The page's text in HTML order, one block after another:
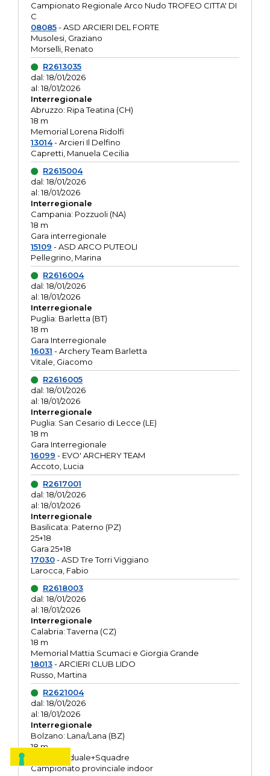
Campionato Regionale Arco Nudo TROFEO CITTA' DI
C
08085- ASD ARCIERI DEL FORTE
Musolesi, Graziano
Morselli, Renato
R2613035
dal: 18/01/2026
al: 18/01/2026
Interregionale
Abruzzo: Ripa Teatina (CH)
18 m
Memorial Lorena Ridolfi
13014- Arcieri Il Delfino
Capretti, Manuela Cecilia
R2615004
dal: 18/01/2026
al: 18/01/2026
Interregionale
Campania: Pozzuoli (NA)
18 m
Gara interregionale
15109 - ASD ARCO PUTEOLI
Pellegrino, Marina
R2616004
dal: 18/01/2026
al: 18/01/2026
Interregionale
Puglia: Barletta (BT)
18 m
Gara Interregionale
16031 - Archery Team Barletta
Vitale, Giacomo
R2616005
dal: 18/01/2026
al: 18/01/2026
Interregionale
Puglia: San Cesario di Lecce (LE)
18 m
Gara Interregionale
16099 - EVO' ARCHERY TEAM
Accoto, Lucia
R2617001
dal: 18/01/2026
al: 18/01/2026
Interregionale
Basilicata: Paterno (PZ)
25+18
Gara 25+18
17030- ASD Tre Torri Viggiano
Larocca, Fabio
R2618003
dal: 18/01/2026
al: 18/01/2026
Interregionale
Calabria: Taverna (CZ)
18 m
Memorial Mattia Scumaci e Giorgia Grande
18013- ARCIERI CLUB LIDO
Russo, Martina
R2621004
dal: 18/01/2026
al: 18/01/2026
Interregionale
Bolzano: Lana/Lana (BZ)
18 m
O.R. Individuale+Squadre
Campionato provinciale indoor